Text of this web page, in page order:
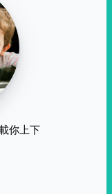
你上下